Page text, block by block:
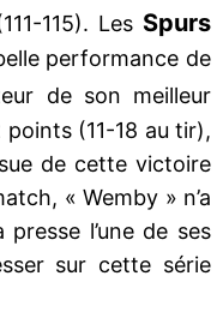
115). Les Spurs
performance de
de son meilleur
(11-18 au tir),
de cette victoire
« Wemby » n’a
l’une de ses
sur cette série